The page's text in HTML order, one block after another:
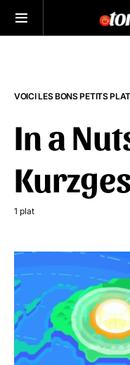
VOICI LES BONS PETITS
In a
1 plat